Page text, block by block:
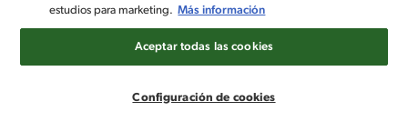
©2022, Nestlé. Marcas registradas por Société dels Produits Nestlé,
estudios para marketing. Más información
Configuración de cookies
Aceptar todas las cookies